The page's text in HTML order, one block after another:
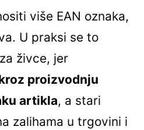
više EAN oznaka,
U praksi se to
živce, jer
proizvodnju
artikla, a stari
zalihama u trgovini i